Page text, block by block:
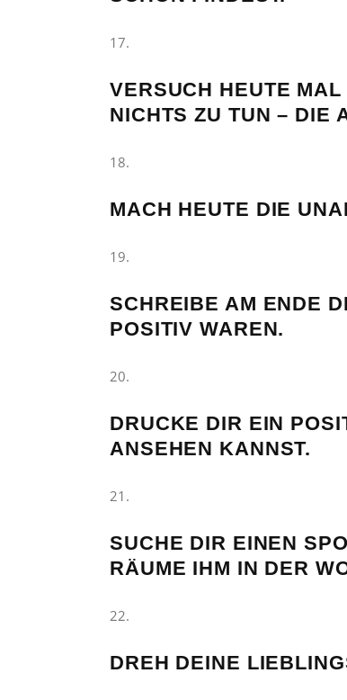
VERSUCH HEUTE
NICHTS ZU TUN – DIE
MACH HEUTE DIE
SCHREIBE AM ENDE
POSITIV WAREN.
DRUCKE DIR EIN
ANSEHEN KANNST.
SUCHE DIR EINEN
RÄUME IHM IN DER
DREH DEINE